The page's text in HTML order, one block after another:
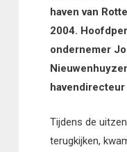
haven van
2004.
ondernemer
Tijdens de
terugkijken,